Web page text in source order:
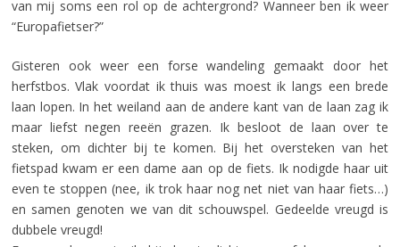
van mij soms een rol op de achtergrond? Wanneer ben ik weer
“Europafietser?”
Gisteren ook weer een forse wandeling gemaakt door het
herfstbos. Vlak voordat ik thuis was moest ik langs een brede
laan lopen. In het weiland aan de andere kant van de laan zag ik
maar liefst negen reeën grazen. Ik besloot de laan over te
steken, om dichter bij te komen. Bij het oversteken van het
fietspad kwam er een dame aan op de fiets. Ik nodigde haar uit
even te stoppen (nee, ik trok haar nog net niet van haar fiets…)
en samen genoten we van dit schouwspel. Gedeelde vreugd is
dubbele vreugd!